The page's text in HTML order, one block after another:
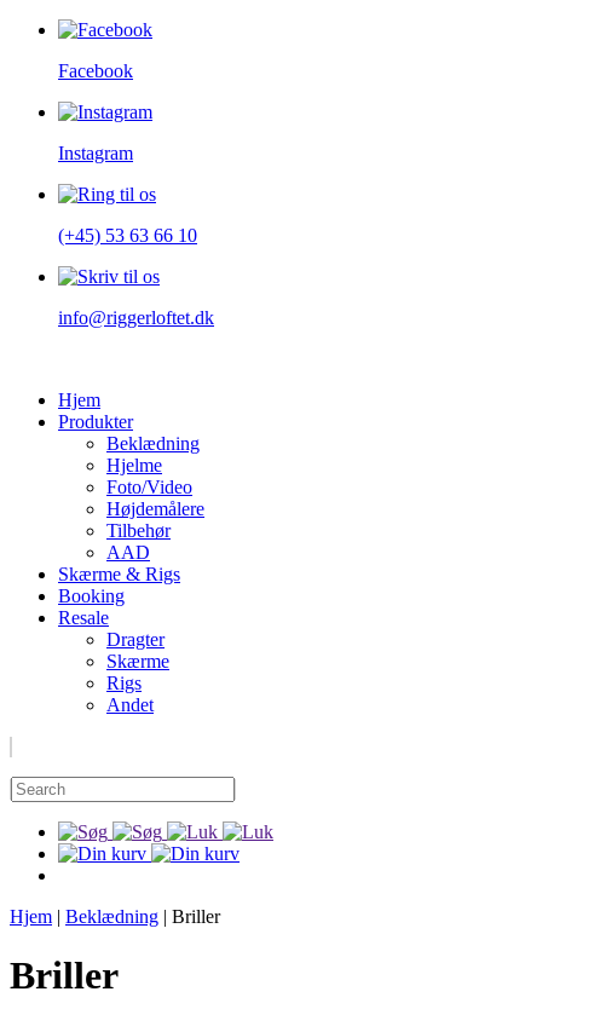
Facebook
Instagram
(+45) 53 63 66 10
info@riggerloftet.dk
Hjem
Produkter
Beklædning
Hjelme
Foto/Video
Højdemålere
Tilbehør
AAD
Skærme & Rigs
Booking
Resale
Dragter
Skærme
Rigs
Andet
Hjem | Beklædning | Briller
Briller